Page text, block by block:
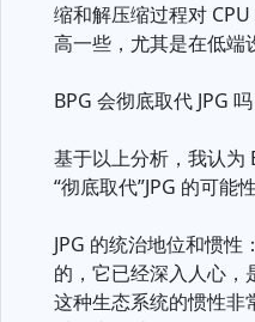
缩和解压缩过程对
高一些，尤其是在低端
BPG 会彻底取代 JPG 吗
基于以上分析，我认为
“彻底取代”JPG 的可能
JPG 的统治地位和惯性
的，它已经深入人心，
这种生态系统的惯性非